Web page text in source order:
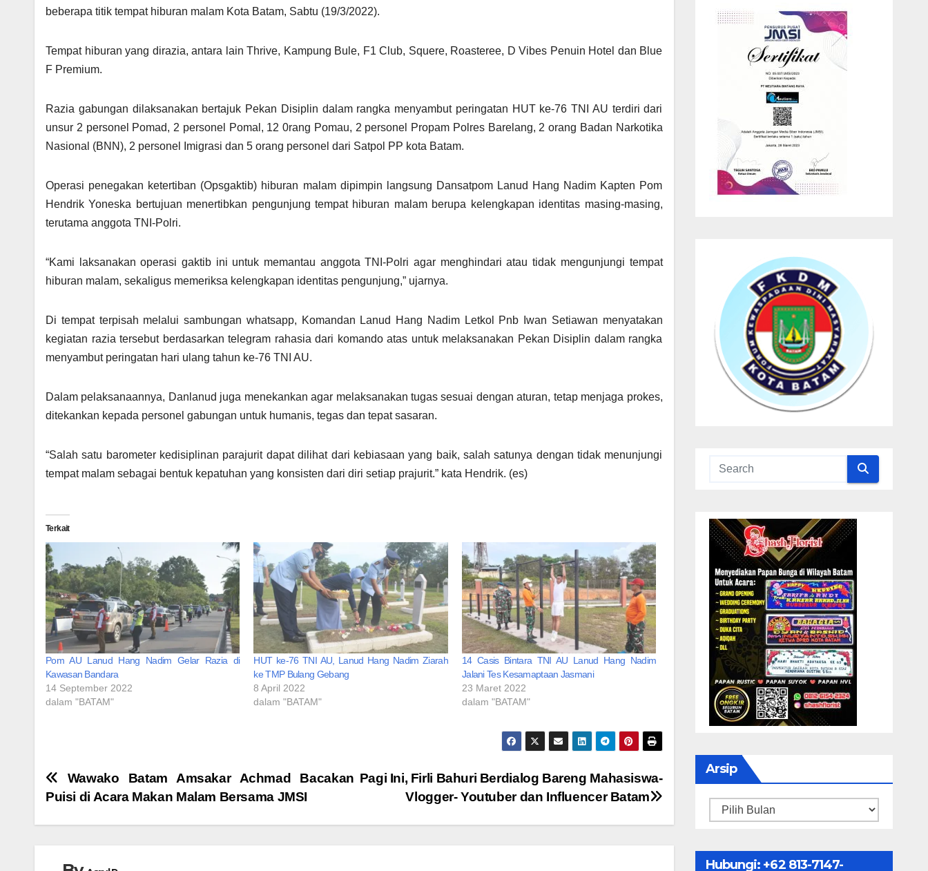
beberapa titik tempat hiburan malam Kota Batam, Sabtu (19/3/2022).
Tempat hiburan yang dirazia, antara lain Thrive, Kampung Bule, F1 Club, Squere, Roasteree, D Vibes Penuin Hotel dan Blue
F Premium.
Razia gabungan dilaksanakan bertajuk Pekan Disiplin dalam rangka menyambut peringatan HUT ke-76 TNI AU terdiri dari
unsur 2 personel Pomad, 2 personel Pomal, 12 0rang Pomau, 2 personel Propam Polres Barelang, 2 orang Badan Narkotika
Nasional (BNN), 2 personel Imigrasi dan 5 orang personel dari Satpol PP kota Batam.
Operasi penegakan ketertiban (Opsgaktib) hiburan malam dipimpin langsung Dansatpom Lanud Hang Nadim Kapten Pom
Hendrik Yoneska bertujuan menertibkan pengunjung tempat hiburan malam berupa kelengkapan identitas masing-masing,
terutama anggota TNI-Polri.
“Kami laksanakan operasi gaktib ini untuk memantau anggota TNI-Polri agar menghindari atau tidak mengunjungi tempat
hiburan malam, sekaligus memeriksa kelengkapan identitas pengunjung,” ujarnya.
Di tempat terpisah melalui sambungan whatsapp, Komandan Lanud Hang Nadim Letkol Pnb Iwan Setiawan menyatakan
kegiatan razia tersebut berdasarkan telegram rahasia dari komando atas untuk melaksanakan Pekan Disiplin dalam rangka
menyambut peringatan hari ulang tahun ke-76 TNI AU.
Dalam pelaksanaannya, Danlanud juga menekankan agar melaksanakan tugas sesuai dengan aturan, tetap menjaga prokes,
ditekankan kepada personel gabungan untuk humanis, tegas dan tepat sasaran.
“Salah satu barometer kedisiplinan parajurit dapat dilihat dari kebiasaan yang baik, salah satunya dengan tidak menunjungi
tempat malam sebagai bentuk kepatuhan yang konsisten dari diri setiap prajurit.” kata Hendrik. (es)
Terkait
Pom AU Lanud Hang Nadim Gelar Razia di
Kawasan Bandara
14 September 2022
dalam "BATAM"
HUT ke-76 TNI AU, Lanud Hang Nadim Ziarah
ke TMP Bulang Gebang
8 April 2022
dalam "BATAM"
14 Casis Bintara TNI AU Lanud Hang Nadim
Jalani Tes Kesamaptaan Jasmani
23 Maret 2022
dalam "BATAM"
Navigasi
Pagi Ini, Firli Bahuri Berdialog Bareng Mahasiswa-
Vlogger- Youtuber dan Influencer Batam
Wawako Batam Amsakar Achmad Bacakan
Puisi di Acara Makan Malam Bersama JMSI
Arsip
Arsip
Hubungi: ‪+62 813-7147-